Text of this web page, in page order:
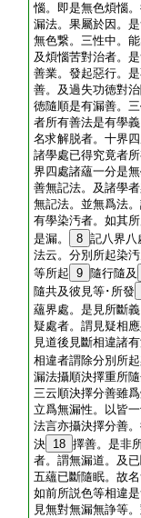
惱。即是無色煩惱
漏法。果屬於因。
無色繋。三性中。
及煩惱苦對治者。
善業。發起惡行。
善。及過失功徳對
徳隨順是有漏善。
者所有善法是有學
名求解脱者。十界
諸學處已得究竟者
界四處諸蘊一分是
善無記法。及諸學
無記法。並無爲法
有學染汚者。如其
是漏。
8 記八界八
法云。分別所起染
等所起 9 隨行隨及
隨共及彼見等･所發
蘊界處。是見所斷
疑處者。謂見疑相
見道後見斷相違諸
相違者謂除分別所
漏法攝順決擇重所
三云順決擇分善雖
立爲無漏性。以皆
法言亦攝決擇分善
決 18 擇善。是非
者。謂無漏道。及
五蘊已斷隨眠。故
如前所説色等相違
見無對無漏無諍等